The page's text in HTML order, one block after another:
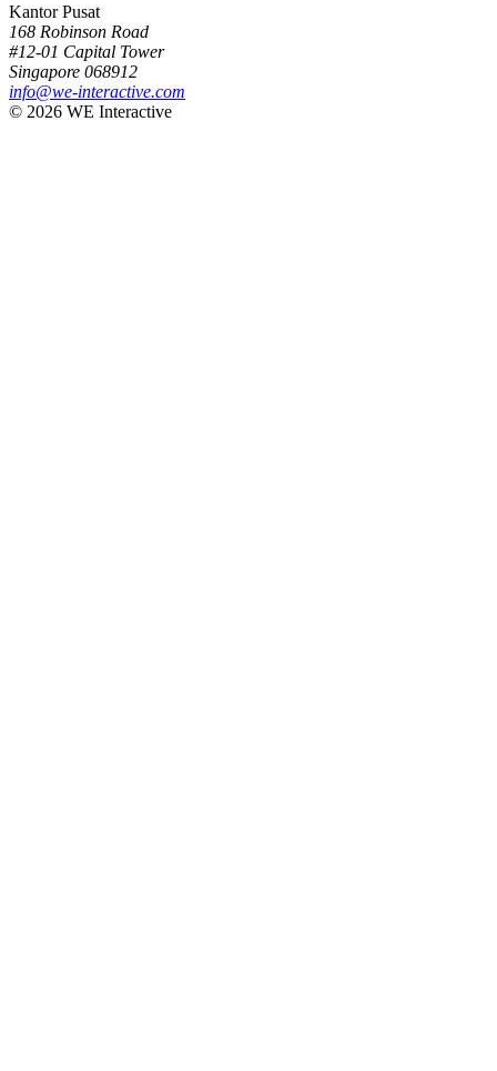
Kantor Pusat
168 Robinson Road
#12-01 Capital Tower
Singapore 068912
info@we-interactive.com
© 2026 WE Interactive